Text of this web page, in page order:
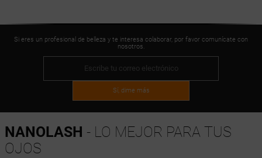
Si eres un profesional de belleza y te interesa colaborar, por favor comunícate con
nosotros.
Sí, dime más
NANOLASH - LO MEJOR PARA TUS
OJOS